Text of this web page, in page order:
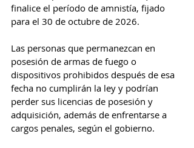
finalice el período de amnistía, fijado
para el 30 de octubre de 2026.
Las personas que permanezcan en
posesión de armas de fuego o
dispositivos prohibidos después de esa
fecha no cumplirán la ley y podrían
perder sus licencias de posesión y
adquisición, además de enfrentarse a
cargos penales, según el gobierno.